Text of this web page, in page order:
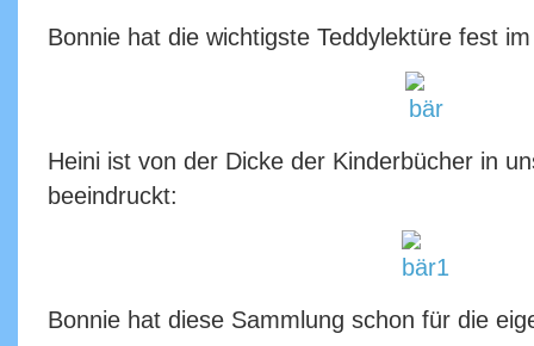
Bonnie hat die wichtigste Teddylektüre fest
Heini ist von der Dicke der Kinderbücher in
beeindruckt:
Bonnie hat diese Sammlung schon für die